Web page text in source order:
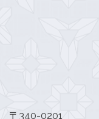
〒340-0201